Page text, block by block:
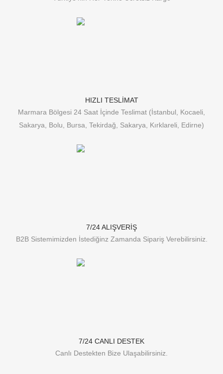
HIZLI TESLİMAT
Marmara Bölgesi 24 Saat İçinde Teslimat (İstanbul, Kocaeli,
Sakarya, Bolu, Bursa, Tekirdağ, Sakarya, Kırklareli, Edirne)
7/24 ALIŞVERİŞ
B2B Sistemimizden İstediğinz Zamanda Sipariş Verebilirsiniz.
7/24 CANLI DESTEK
Canlı Destekten Bize Ulaşabilirsiniz.